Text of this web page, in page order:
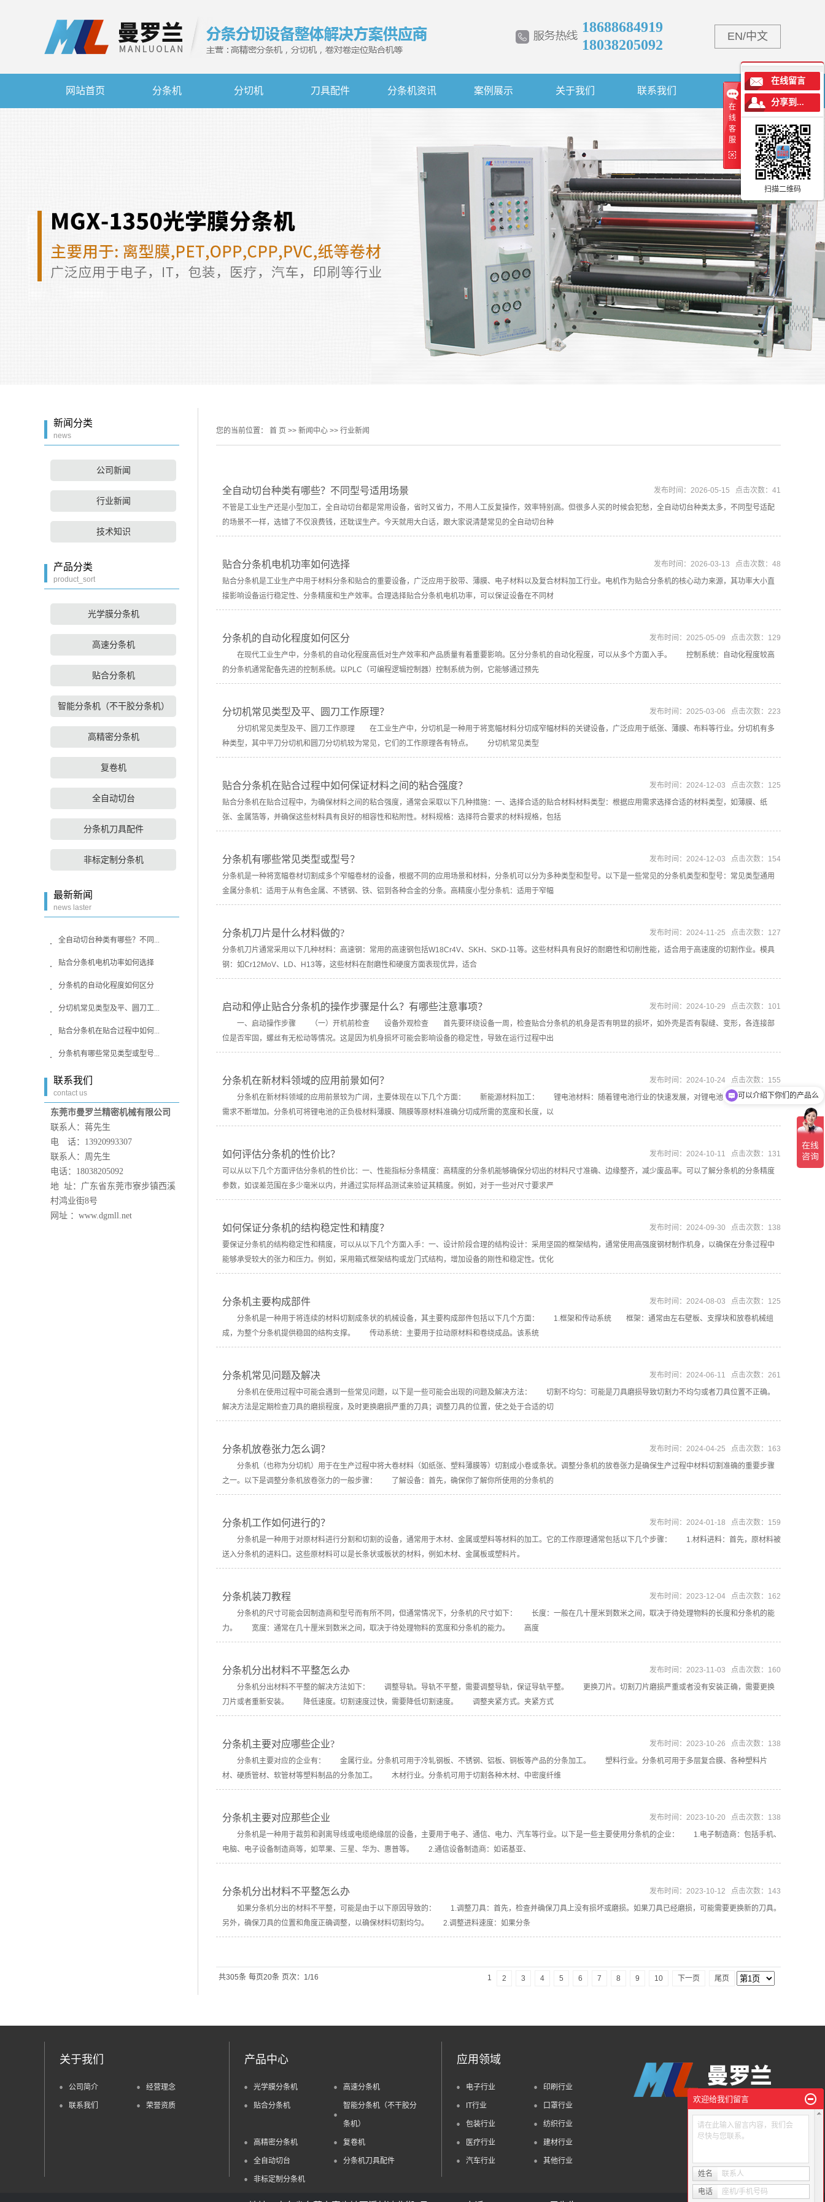
18688684919
18038205092
EN/中文
网站首页 分条机 分切机 刀具配件 分条机资讯 案例展示 关于我们 联系我们
新闻分类
news
公司新闻
行业新闻
技术知识
产品分类
product_sort
光学膜分条机
高速分条机
贴合分条机
智能分条机（不干胶分条机）
高精密分条机
复卷机
全自动切台
分条机刀具配件
非标定制分条机
最新新闻
news laster
全自动切台种类有哪些？不同...
贴合分条机电机功率如何选择
分条机的自动化程度如何区分
分切机常见类型及平、圆刀工...
贴合分条机在贴合过程中如何...
分条机有哪些常见类型或型号...
联系我们
contact us
东莞市曼罗兰精密机械有限公司
联系人：蒋先生
电 话：13920993307
联系人：周先生
电话：18038205092
地 址：广东省东莞市寮步镇西溪
村鸿业街8号
网址 ：www.dgmll.net
您的当前位置： 首 页 >> 新闻中心 >> 行业新闻
全自动切台种类有哪些？不同型号适用场景
不管是工业生产还是小型加工，全自动切台都是常用设备，省时又省力，不用人工反复操作，效率特别高。但很多人买的时候会犯愁，全自动切台种类太多，不同型号适配
的场景不一样，选错了不仅浪费钱，还耽误生产。今天就用大白话，跟大家说清楚常见的全自动切台种
发布时间：2026-05-15 点击次数：41
贴合分条机电机功率如何选择
贴合分条机是工业生产中用于材料分条和贴合的重要设备，广泛应用于胶带、薄膜、电子材料以及复合材料加工行业。电机作为贴合分条机的核心动力来源，其功率大小直
接影响设备运行稳定性、分条精度和生产效率。合理选择贴合分条机电机功率，可以保证设备在不同材
发布时间：2026-03-13 点击次数：48
分条机的自动化程度如何区分
在现代工业生产中，分条机的自动化程度高低对生产效率和产品质量有着重要影响。区分分条机的自动化程度，可以从多个方面入手。 控制系统：自动化程度较高
的分条机通常配备先进的控制系统。以PLC（可编程逻辑控制器）控制系统为例，它能够通过预先
发布时间：2025-05-09 点击次数：129
分切机常见类型及平、圆刀工作原理？
分切机常见类型及平、圆刀工作原理 在工业生产中，分切机是一种用于将宽幅材料分切成窄幅材料的关键设备，广泛应用于纸张、薄膜、布料等行业。分切机有多
种类型，其中平刀分切机和圆刀分切机较为常见，它们的工作原理各有特点。 分切机常见类型
发布时间：2025-03-06 点击次数：223
贴合分条机在贴合过程中如何保证材料之间的粘合强度？
贴合分条机在贴合过程中，为确保材料之间的粘合强度，通常会采取以下几种措施：一、选择合适的贴合材料材料类型：根据应用需求选择合适的材料类型，如薄膜、纸
张、金属箔等，并确保这些材料具有良好的相容性和粘附性。材料规格：选择符合要求的材料规格，包括
发布时间：2024-12-03 点击次数：125
分条机有哪些常见类型或型号？
分条机是一种将宽幅卷材切割成多个窄幅卷材的设备，根据不同的应用场景和材料，分条机可以分为多种类型和型号。以下是一些常见的分条机类型和型号：常见类型通用
金属分条机：适用于从有色金属、不锈钢、铁、铝到各种合金的分条。高精度小型分条机：适用于窄幅
发布时间：2024-12-03 点击次数：154
分条机刀片是什么材料做的?
分条机刀片通常采用以下几种材料：高速钢：常用的高速钢包括W18Cr4V、SKH、SKD-11等。这些材料具有良好的耐磨性和切削性能，适合用于高速度的切割作业。模具
钢：如Cr12MoV、LD、H13等，这些材料在耐磨性和硬度方面表现优异，适合
发布时间：2024-11-25 点击次数：127
启动和停止贴合分条机的操作步骤是什么？有哪些注意事项？
一、启动操作步骤 （一）开机前检查 设备外观检查 首先要环绕设备一周，检查贴合分条机的机身是否有明显的损坏，如外壳是否有裂缝、变形，各连接部
位是否牢固，螺丝有无松动等情况。这是因为机身损坏可能会影响设备的稳定性，导致在运行过程中出
发布时间：2024-10-29 点击次数：101
分条机在新材料领域的应用前景如何？
分条机在新材料领域的应用前景较为广阔，主要体现在以下几个方面： 新能源材料加工： 锂电池材料：随着锂电池行业的快速发展，对锂电池电极材料的分切
需求不断增加。分条机可将锂电池的正负极材料薄膜、隔膜等原材料准确分切成所需的宽度和长度，以
发布时间：2024-10-24 点击次数：155
如何评估分条机的性价比？
可以从以下几个方面评估分条机的性价比：一、性能指标分条精度：高精度的分条机能够确保分切出的材料尺寸准确、边缘整齐，减少废品率。可以了解分条机的分条精度
参数，如误差范围在多少毫米以内，并通过实际样品测试来验证其精度。例如，对于一些对尺寸要求严
发布时间：2024-10-11 点击次数：131
如何保证分条机的结构稳定性和精度？
要保证分条机的结构稳定性和精度，可以从以下几个方面入手：一、设计阶段合理的结构设计：采用坚固的框架结构，通常使用高强度钢材制作机身，以确保在分条过程中
能够承受较大的张力和压力。例如，采用箱式框架结构或龙门式结构，增加设备的刚性和稳定性。优化
发布时间：2024-09-30 点击次数：138
分条机主要构成部件
分条机是一种用于将连续的材料切割成条状的机械设备，其主要构成部件包括以下几个方面： 1.框架和传动系统 框架：通常由左右壁板、支撑块和放卷机械组
成，为整个分条机提供稳固的结构支撑。 传动系统：主要用于拉动原材料和卷绕成品。该系统
发布时间：2024-08-03 点击次数：125
分条机常见问题及解决
分条机在使用过程中可能会遇到一些常见问题，以下是一些可能会出现的问题及解决方法： 切割不均匀：可能是刀具磨损导致切割力不均匀或者刀具位置不正确。
解决方法是定期检查刀具的磨损程度，及时更换磨损严重的刀具；调整刀具的位置，使之处于合适的切
发布时间：2024-06-11 点击次数：261
分条机放卷张力怎么调？
分条机（也称为分切机）用于在生产过程中将大卷材料（如纸张、塑料薄膜等）切割成小卷或条状。调整分条机的放卷张力是确保生产过程中材料切割准确的重要步骤
之一。以下是调整分条机放卷张力的一般步骤： 了解设备：首先，确保你了解你所使用的分条机的
发布时间：2024-04-25 点击次数：163
分条机工作如何进行的？
分条机是一种用于对原材料进行分割和切割的设备，通常用于木材、金属或塑料等材料的加工。它的工作原理通常包括以下几个步骤： 1.材料进料：首先，原材料被
送入分条机的进料口。这些原材料可以是长条状或板状的材料，例如木材、金属板或塑料片。
发布时间：2024-01-18 点击次数：159
分条机装刀教程
分条机的尺寸可能会因制造商和型号而有所不同，但通常情况下，分条机的尺寸如下： 长度：一般在几十厘米到数米之间，取决于待处理物料的长度和分条机的能
力。 宽度：通常在几十厘米到数米之间，取决于待处理物料的宽度和分条机的能力。 高度
发布时间：2023-12-04 点击次数：162
分条机分出材料不平整怎么办
分条机分出材料不平整的解决方法如下： 调整导轨。导轨不平整，需要调整导轨，保证导轨平整。 更换刀片。切割刀片磨损严重或者没有安装正确，需要更换
刀片或者重新安装。 降低速度。切割速度过快，需要降低切割速度。 调整夹紧方式。夹紧方式
发布时间：2023-11-03 点击次数：160
分条机主要对应哪些企业?
分条机主要对应的企业有： 金属行业。分条机可用于冷轧钢板、不锈钢、铝板、铜板等产品的分条加工。 塑料行业。分条机可用于多层复合膜、各种塑料片
材、硬质管材、软管材等塑料制品的分条加工。 木材行业。分条机可用于切割各种木材、中密度纤维
发布时间：2023-10-26 点击次数：138
分条机主要对应那些企业
分条机是一种用于裁剪和剥离导线或电缆绝缘层的设备，主要用于电子、通信、电力、汽车等行业。以下是一些主要使用分条机的企业： 1.电子制造商：包括手机、
电脑、电子设备制造商等，如苹果、三星、华为、惠普等。 2.通信设备制造商：如诺基亚、
发布时间：2023-10-20 点击次数：138
分条机分出材料不平整怎么办
如果分条机分出的材料不平整，可能是由于以下原因导致的： 1.调整刀具：首先，检查并确保刀具上没有损坏或磨损。如果刀具已经磨损，可能需要更换新的刀具。
另外，确保刀具的位置和角度正确调整，以确保材料切割均匀。 2.调整进料速度：如果分条
发布时间：2023-10-12 点击次数：143
共305条 每页20条 页次：1/16 1 2 3 4 5 6 7 8 9 10 下一页 尾页
关于我们
公司简介 经营理念
联系我们 荣誉资质
产品中心
光学膜分条机 高速分条机
贴合分条机 智能分条机（不干胶分
条机）
高精密分条机 复卷机
全自动切台 分条机刀具配件
非标定制分条机
应用领域
电子行业 印刷行业
IT行业 口罩行业
包装行业 纺织行业
医疗行业 建材行业
汽车行业 其他行业
在
线
客
服
在线留言
分享到...
扫描二维码
欢迎给我们留言
请在此输入留言内容，我们会
尽快与您联系。
姓名 联系人
电话 座机/手机号码
可以介绍下你们的产品么
你们是怎么收费的呢